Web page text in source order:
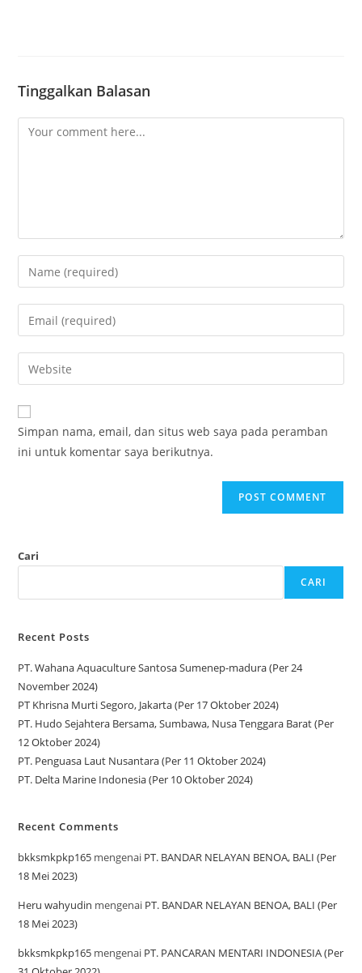
Tinggalkan Balasan
Simpan nama, email, dan situs web saya pada peramban
ini untuk komentar saya berikutnya.
Cari
CARI
Recent Posts
PT. Wahana Aquaculture Santosa Sumenep-madura (Per 24
November 2024)
PT Khrisna Murti Segoro, Jakarta (Per 17 Oktober 2024)
PT. Hudo Sejahtera Bersama, Sumbawa, Nusa Tenggara Barat (Per
12 Oktober 2024)
PT. Penguasa Laut Nusantara (Per 11 Oktober 2024)
PT. Delta Marine Indonesia (Per 10 Oktober 2024)
Recent Comments
bkksmkpkp165 mengenai PT. BANDAR NELAYAN BENOA, BALI (Per
18 Mei 2023)
Heru wahyudin mengenai PT. BANDAR NELAYAN BENOA, BALI (Per
18 Mei 2023)
bkksmkpkp165 mengenai PT. PANCARAN MENTARI INDONESIA (Per